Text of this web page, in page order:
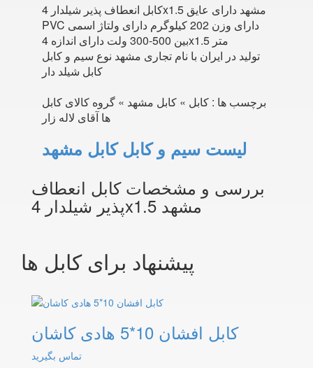
کابل انعطاف پذیر شیلدار 4x1.5 مشهد دارای عایق
PVC دارای وزن 202 کیلوگرم دارای ولتاژ اسمی
بین 500-300 ولت دارای اندازه 4x1.5 متر
تولید در ایران با نام تجاری مشهد نوع سیم و کابل
کابل شیلد دار
برچسب ها : کابل » کابل مشهد » گروه کالای کابل
ها آقای لاله زار
لیست سیم و کابل کابل مشهد
بررسی و مشخصات کابل انعطاف
پذیر شیلدار 4x1.5 مشهد
پیشنهاد برای کابل ها
کابل افشان 10*5 هادی کاشان
تماس بگیرید